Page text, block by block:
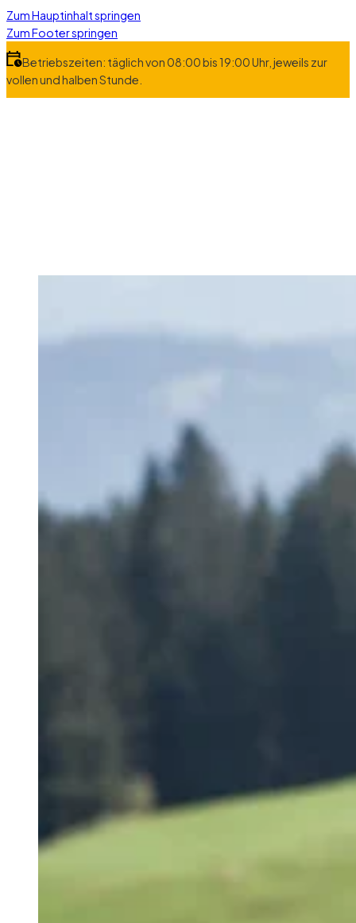
Zum Hauptinhalt springen
Zum Footer springen
Betriebszeiten: täglich von 08:00 bis 19:00 Uhr, jeweils zur
vollen und halben Stunde.